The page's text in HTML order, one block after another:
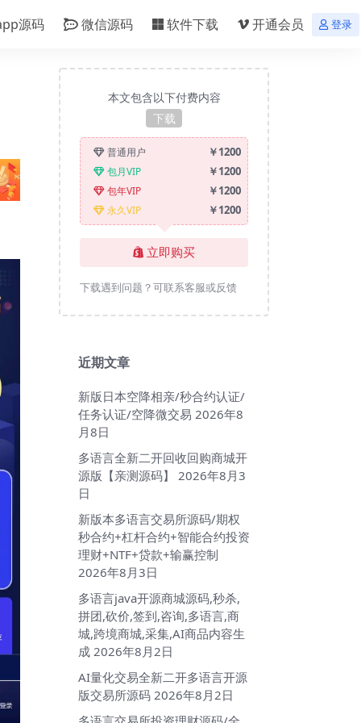
源码 微信源码 软件下载 开通会员 登录
本文包含以下付费内容
下载
普通用户 ￥1200
包月VIP ￥1200
包年VIP ￥1200
永久VIP ￥1200
立即购买
下载遇到问题？可联系客服或反馈
近期文章
新版日本空降相亲/秒合约认证/
任务认证/空降微交易 2026年8
月8日
多语言全新二开回收回购商城开
源版【亲测源码】
2026年8月3
日
新版本多语言交易所源码/期权
秒合约+杠杆合约+智能合约投资
理财+NTF+贷款+输赢控制
2026年8月3日
多语言java开源商城源码,秒杀,
拼团,砍价,签到,咨询,多语言,商
城,跨境商城,采集,AI商品内容生
成 2026年8月2日
AI量化交易全新二开多语言开源
版交易所源码 2026年8月2日